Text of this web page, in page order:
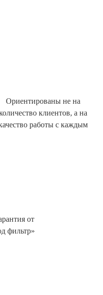
Ориентированы не на
клиентов, а на
работы с каждым
от
фильтр»